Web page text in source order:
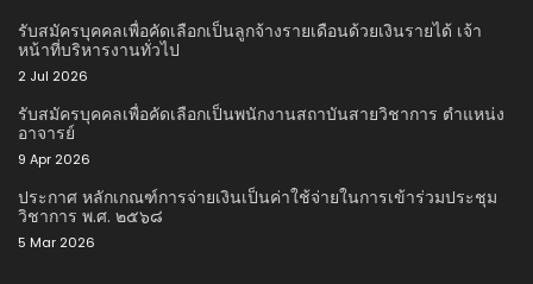
รับสมัครบุคคลเพื่อคัดเลือกเป็นลูกจ้างรายเดือนด้วยเงินรายได้ เจ้า
หน้าที่บริหารงานทั่วไป
2 Jul 2026
รับสมัครบุคคลเพื่อคัดเลือกเป็นพนักงานสถาบันสายวิชาการ ตําแหน่ง
อาจารย์
9 Apr 2026
ประกาศ หลักเกณฑ์การจ่ายเงินเป็นค่าใช้จ่ายในการเข้าร่วมประชุม
วิชาการ พ.ศ. ๒๕๖๘
5 Mar 2026